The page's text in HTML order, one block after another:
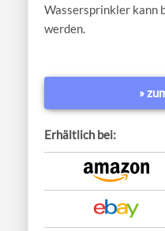
Wassersprinkler kann
werden.
»
Erhältlich bei: